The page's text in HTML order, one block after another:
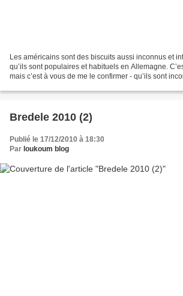
Les américains sont des biscuits aussi inconnus et
qu’ils sont populaires et habituels en Allemagne.
mais c’est à vous de me le confirmer - qu’ils sont
Bredele 2010 (2)
Publié le 17/12/2010 à 18:30
Par loukoum blog